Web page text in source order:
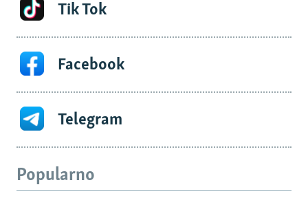
Tik Tok
Facebook
Telegram
Popularno